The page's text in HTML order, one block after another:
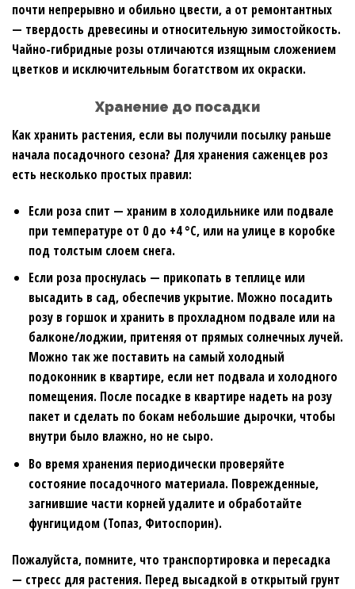
почти непрерывно и обильно цвести, а от ремонтантных
— твердость древесины и относительную зимостойкость.
Чайно-гибридные розы отличаются изящным сложением
цветков и исключительным богатством их окраски.
Хранение до посадки
Как хранить растения, если вы получили посылку раньше
начала посадочного сезона? Для хранения саженцев роз
есть несколько простых правил:
Если роза спит — храним в холодильнике или подвале
при температуре от 0 до +4 °С, или на улице в коробке
под толстым слоем снега.
Если роза проснулась — прикопать в теплице или
высадить в сад, обеспечив укрытие. Можно посадить
розу в горшок и хранить в прохладном подвале или на
балконе/лоджии, притеняя от прямых солнечных лучей.
Можно так же поставить на самый холодный
подоконник в квартире, если нет подвала и холодного
помещения. После посадке в квартире надеть на розу
пакет и сделать по бокам небольшие дырочки, чтобы
внутри было влажно, но не сыро.
Во время хранения периодически проверяйте
состояние посадочного материала. Поврежденные,
загнившие части корней удалите и обработайте
фунгицидом (Топаз, Фитоспорин).
Пожалуйста, помните, что транспортировка и пересадка
— стресс для растения. Перед высадкой в открытый грунт